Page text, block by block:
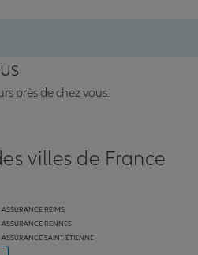
près de chez vous.
villes de France
ASSURANCE REIMS
ASSURANCE RENNES
ASSURANCE SAINT-ÉTIENNE